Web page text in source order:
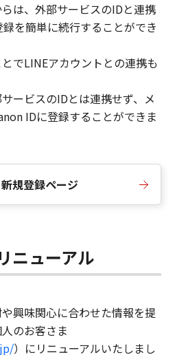
は、外部サービスのIDと連携
を簡単に続行することができ
でLINEアカウントとの連携も
ービスのIDとは連携せず、メ
IDに登録することができま
規登録ページ
ニューアル
興味関心に合わせた情報を提
のお客さま
）にリニューアルいたしまし